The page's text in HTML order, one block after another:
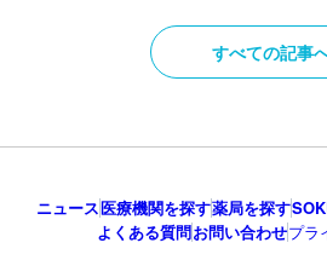
すべての記事
ニュース医療機関を探す薬局を探す
よくある質問お問い合わせプラ